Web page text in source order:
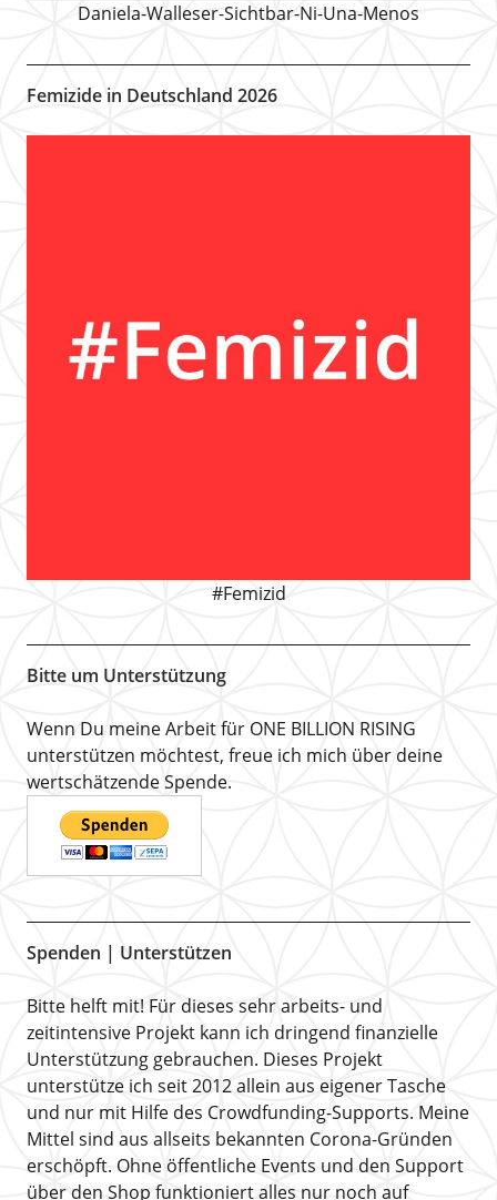
Daniela-Walleser-Sichtbar-Ni-Una-Menos
Femizide in Deutschland 2026
#Femizid
Bitte um Unterstützung
Wenn Du meine Arbeit für ONE BILLION RISING
unterstützen möchtest, freue ich mich über deine
wertschätzende Spende.
Spenden | Unterstützen
Bitte helft mit! Für dieses sehr arbeits- und
zeitintensive Projekt kann ich dringend finanzielle
Unterstützung gebrauchen. Dieses Projekt
unterstütze ich seit 2012 allein aus eigener Tasche
und nur mit Hilfe des Crowdfunding-Supports. Meine
Mittel sind aus allseits bekannten Corona-Gründen
erschöpft. Ohne öffentliche Events und den Support
über den Shop funktioniert alles nur noch auf